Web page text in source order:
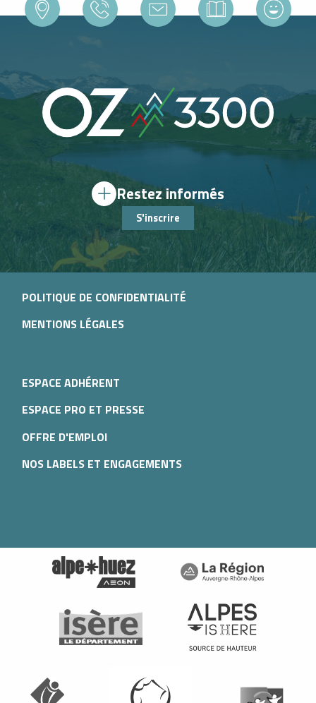
Restez informés
S'inscrire
POLITIQUE DE CONFIDENTIALITÉ
MENTIONS LÉGALES
ESPACE ADHÉRENT
ESPACE PRO ET PRESSE
OFFRE D'EMPLOI
NOS LABELS ET ENGAGEMENTS